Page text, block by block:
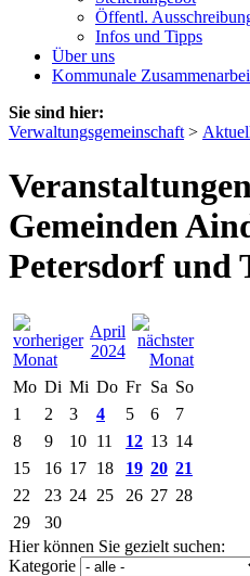
Öffentl.
Infos und Tipps
Über uns
Kommunale
Sie sind hier:
Verwaltungsgemeinschaft >
Gemeinden
Petersdorf und
April
2024
Mo Di Mi Do Fr Sa So
1
2 3 4 5 6
7
8
9 10 11 12 13 14
15
16 17 18 19 20 21
22
23 24 25 26 27 28
29
30
Hier können Sie gezielt suchen:
Kategorie